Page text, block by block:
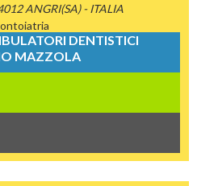
ANGRI(SA) - ITALIA
DENTISTICI
MAZZOLA